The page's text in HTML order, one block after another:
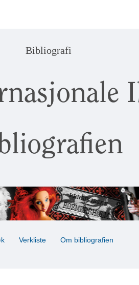
Bibliografi
Verkliste Om bibliografien